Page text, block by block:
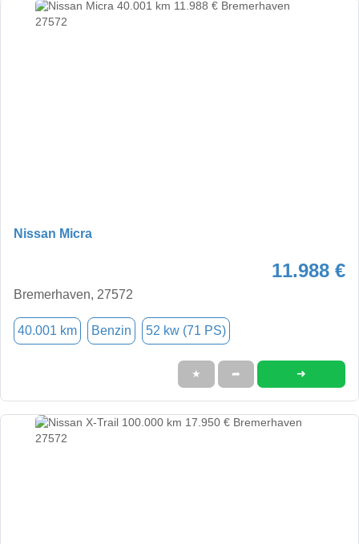
Nissan Micra
11.988 €
Bremerhaven, 27572
40.001 km Benzin 52 kw (71 PS)
★ ➦ ➜